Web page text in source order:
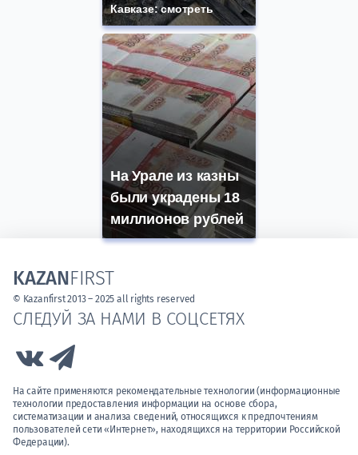
Кавказе: смотреть
На Урале из казны
были украдены 18
миллионов рублей
СЛЕДУЙ ЗА НАМИ В СОЦСЕТЯХ
Link to Vk
На сайте применяются рекомендательные технологии (информационные
технологии предоставления информации на основе сбора,
систематизации и анализа сведений, относящихся к предпочтениям
пользователей сети «Интернет», находящихся на территории Российской
Федерации).
KAZANFIRST
© Kazanfirst 2013 – 2025 all rights reserved